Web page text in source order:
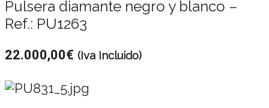
Pulsera diamante negro y blanco –
Ref.: PU1263
22.000,00€ (Iva Incluido)